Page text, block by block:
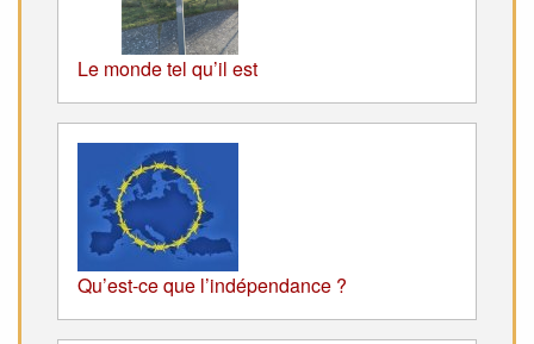
Le monde tel qu’il est
Qu’est-ce que l’indépendance ?